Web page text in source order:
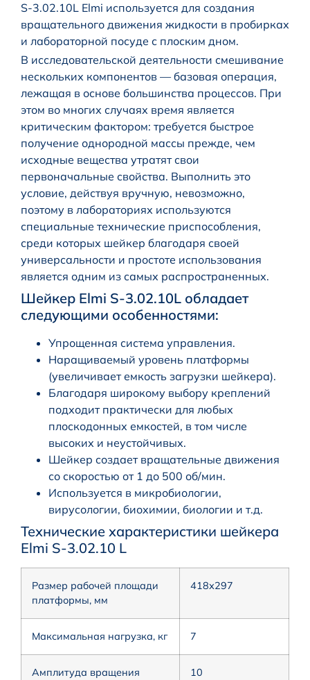
S-3.02.10L Elmi используется для создания
вращательного движения жидкости в пробирках
и лабораторной посуде с плоским дном.
В исследовательской деятельности смешивание
нескольких компонентов — базовая операция,
лежащая в основе большинства процессов. При
этом во многих случаях время является
критическим фактором: требуется быстрое
получение однородной массы прежде, чем
исходные вещества утратят свои
первоначальные свойства. Выполнить это
условие, действуя вручную, невозможно,
поэтому в лабораториях используются
специальные технические приспособления,
среди которых шейкер благодаря своей
универсальности и простоте использования
является одним из самых распространенных.
Шейкер Elmi S-3.02.10L обладает
следующими особенностями:
Упрощенная система управления.
Наращиваемый уровень платформы
(увеличивает емкость загрузки шейкера).
Благодаря широкому выбору креплений
подходит практически для любых
плоскодонных емкостей, в том числе
высоких и неустойчивых.
Шейкер создает вращательные движения
со скоростью от 1 до 500 об/мин.
Используется в микробиологии,
вирусологии, биохимии, биологии и т.д.
Технические характеристики шейкера
Elmi S-3.02.10 L
Размер рабочей площади
платформы, мм
418х297
Максимальная нагрузка, кг 7
Амплитуда вращения
10